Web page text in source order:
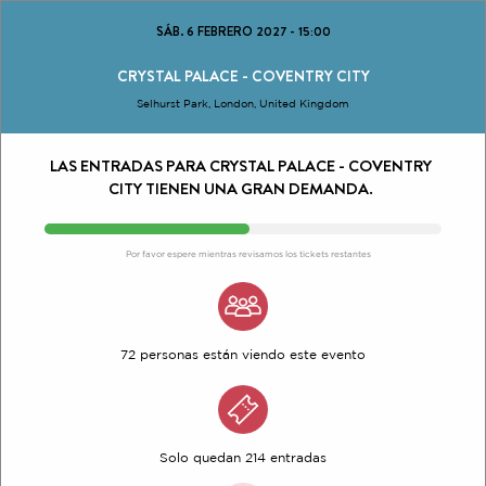
SÁB. 6 FEBRERO 2027- 15:00
CRYSTAL PALACE - COVENTRY CITY
Selhurst Park, London, United Kingdom
LAS ENTRADAS PARA CRYSTAL PALACE - COVENTRY
CITY TIENEN UNA GRAN DEMANDA.
Por favor espere mientras revisamos los tickets restantes
72 personas están viendo este evento
Solo quedan 214 entradas